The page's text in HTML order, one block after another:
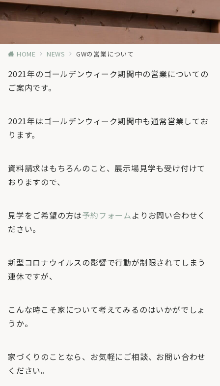
HOME NEWS GWの営業について
2021年のゴールデンウィーク期間中の営業についての
ご案内です。
2021年はゴールデンウィーク期間中も通常営業してお
ります。
資料請求はもちろんのこと、展示場見学も受け付けて
おりますので、
見学をご希望の方は予約フォームよりお問い合わせく
ださい。
新型コロナウイルスの影響で行動が制限されてしまう
連休ですが、
こんな時こそ家について考えてみるのはいかがでしょ
うか。
家づくりのことなら、お気軽にご相談、お問い合わせ
ください。